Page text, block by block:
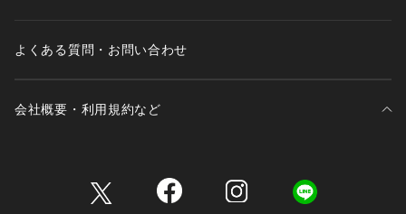
よくある質問・お問い合わせ
会社概要・利用規約など